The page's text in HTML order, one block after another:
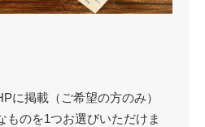
に掲載（ご希望の方のみ）
ものを1つお選びいただけま